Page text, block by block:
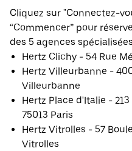
Cliquez sur "Connectez-
“Commencer” pour
des 5 agences
Hertz Clichy - 54 Rue
Hertz Villeurbanne -
Villeurbanne
Hertz Place d'Italie -
75013 Paris
Hertz Vitrolles - 57
Vitrolles